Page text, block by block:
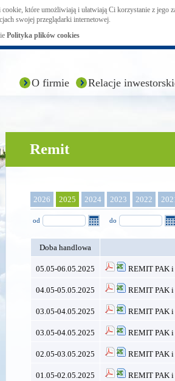
które umożliwiają i ułatwiają Ci korzystanie z jego
swojej przeglądarki internetowej.
Polityka plików cookies
O firmie Relacje
Remit
2026 2025 2024 2023 2022
od do
Doba handlowa
05.05-06.05.2025 REMIT PAK i
04.05-05.05.2025 REMIT PAK i
03.05-04.05.2025 REMIT PAK i
03.05-04.05.2025 REMIT PAK i
02.05-03.05.2025 REMIT PAK i
01.05-02.05.2025 REMIT PAK i